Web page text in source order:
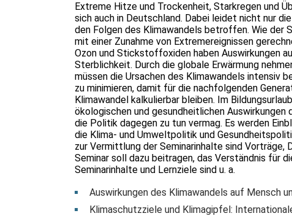
Extreme Hitze und Trockenheit, Starkregen und
sich auch in Deutschland. Dabei leidet nicht nur
den Folgen des Klimawandels betroffen. Wie der
mit einer Zunahme von Extremereignissen
Ozon und Stickstoffoxiden haben Auswirkungen
Sterblichkeit. Durch die globale Erwärmung
müssen die Ursachen des Klimawandels intensiv
zu minimieren, damit für die nachfolgenden
Klimawandel kalkulierbar bleiben. Im
ökologischen und gesundheitlichen
die Politik dagegen zu tun vermag. Es werden
die Klima- und Umweltpolitik und
zur Vermittlung der Seminarinhalte sind Vorträge,
Seminar soll dazu beitragen, das Verständnis für
Seminarinhalte und Lernziele sind u. a.
Auswirkungen des Klimawandels auf Mensch
Klimaschutzziele und Klimagipfel: